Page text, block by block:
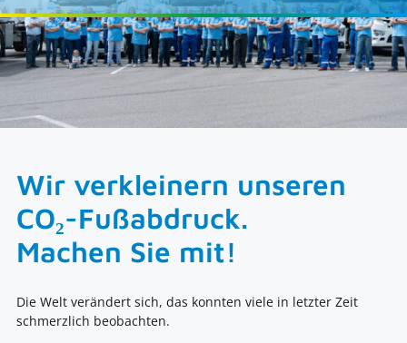
Wir verkleinern unseren
CO₂-Fußabdruck.
Machen Sie mit!
Die Welt verändert sich, das konnten viele in letzter Zeit
schmerzlich beobachten.